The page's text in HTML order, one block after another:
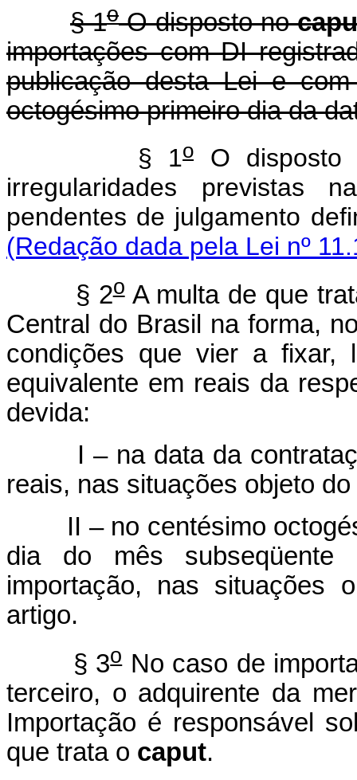
§ 1oO disposto no
importações com DI
publicação desta Lei e
octogésimo primeiro dia da
§ 1o
O disposto
irregularidades previstas
pendentes de julgamento
(Redação dada pela Lei nº
§ 2oA multa de que
Central do Brasil na forma,
condições que vier a fixar,
equivalente em reais da
devida:
I – na data da
reais, nas situações objeto
II – no centésimo
dia do mês subseqüente
importação, nas
artigo.
§ 3oNo caso de
terceiro, o adquirente da
Importação é responsável
que trata o caput.